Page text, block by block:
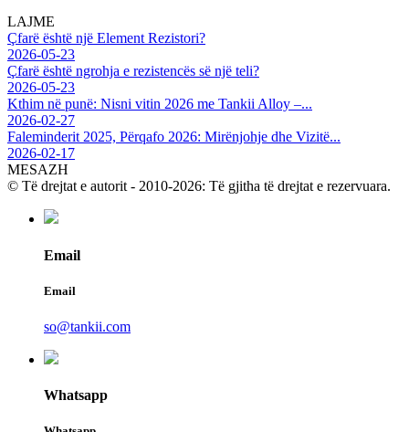
LAJME
Çfarë është një Element Rezistori?
2026-05-23
Çfarë është ngrohja e rezistencës së një teli?
2026-05-23
Kthim në punë: Nisni vitin 2026 me Tankii Alloy –...
2026-02-27
Faleminderit 2025, Përqafo 2026: Mirënjohje dhe Vizitë...
2026-02-17
MESAZH
© Të drejtat e autorit - 2010-2026: Të gjitha të drejtat e rezervuara.
Email
Email
so@tankii.com
Whatsapp